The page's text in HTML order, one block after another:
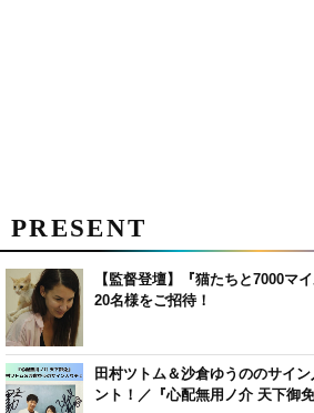
PRESENT
【監督登壇】『猫たちと7000マ
20名様をご招待！
田村ツトム＆沙倉ゆうののサイ
ント！／『心配無用ノ介 天下御免